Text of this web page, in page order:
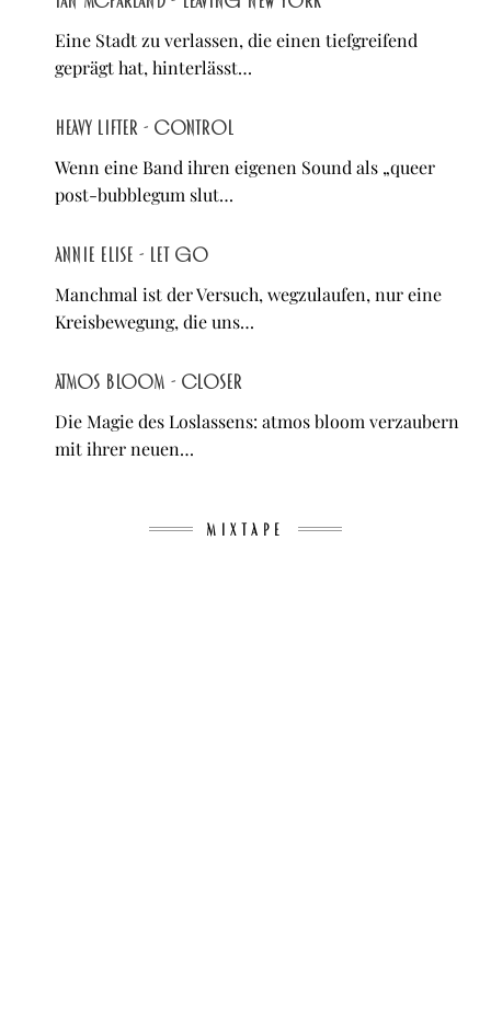
Eine Stadt zu verlassen, die einen tiefgreifend
geprägt hat, hinterlässt…
Heavy Lifter - control
Wenn eine Band ihren eigenen Sound als „queer
post-bubblegum slut…
Annie Elise - let go
Manchmal ist der Versuch, wegzulaufen, nur eine
Kreisbewegung, die uns…
atmos bloom - Closer
Die Magie des Loslassens: atmos bloom verzaubern
mit ihrer neuen…
MIXTAPE